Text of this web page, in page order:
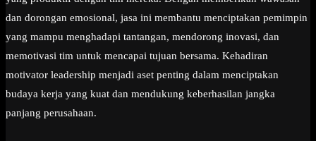
dan dorongan emosional, jasa ini membantu menciptakan pemimpin
yang mampu menghadapi tantangan, mendorong inovasi, dan
memotivasi tim untuk mencapai tujuan bersama. Kehadiran
motivator leadership menjadi aset penting dalam menciptakan
budaya kerja yang kuat dan mendukung keberhasilan jangka
panjang perusahaan.